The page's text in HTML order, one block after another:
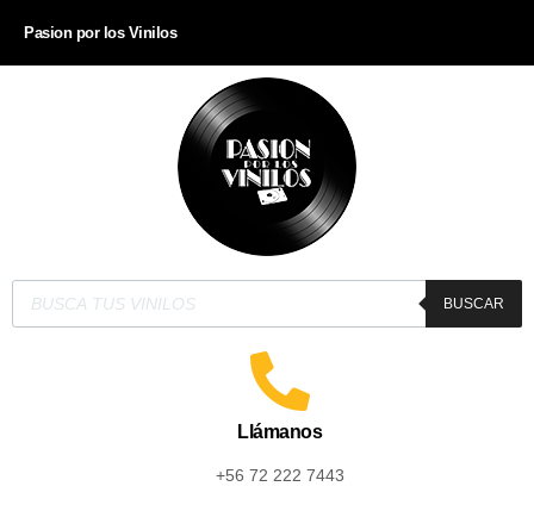
Pasion por los Vinilos
BUSCAR
Llámanos
+56 72 222 7443